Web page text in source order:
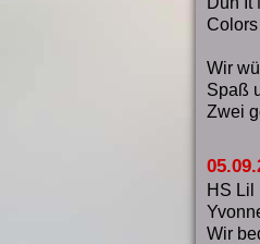
Wir
Spaß
Zwei
HS Lil
Wir